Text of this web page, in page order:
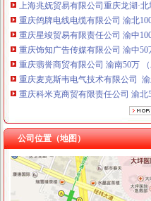
重庆鸽牌电线电缆有限公司 渝北
重庆星竣贸易有限责任公司 渝中
重庆饰知广告传媒有限公司 渝中50
重庆翡誉商贸有限公司 渝南50万 （
重庆麦克斯韦电气技术有限公司 渝
重庆科米克商贸有限责任公司 渝北
重庆欧氏科技发展有限公司 渝九50
重庆嘉天琪科技有限公司 渝北30万
重庆凯誉网络通信技术工程有限公
重庆佳技维科技发展有限公司 渝南
上海兆妩贸易有限公司重庆龙湖·
公司位置（地图）